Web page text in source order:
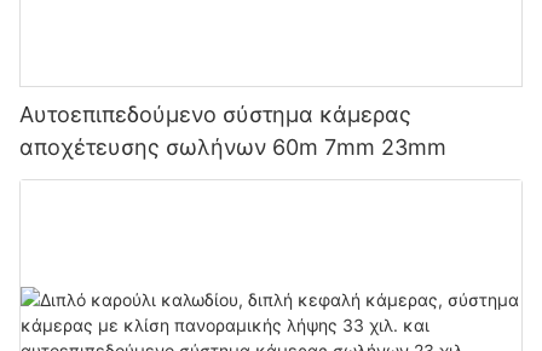
Αυτοεπιπεδούμενο σύστημα κάμερας
αποχέτευσης σωλήνων 60m 7mm 23mm